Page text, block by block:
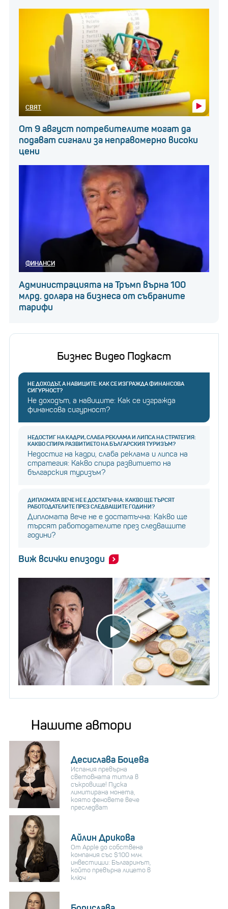
СВЯТ
От 9 август потребителите могат да
подават сигнали за неправомерно високи
цени
ФИНАНСИ
Администрацията на Тръмп върна 100
млрд. долара на бизнеса от събраните
тарифи
Бизнес Видео Подкаст
НЕ ДОХОДЪТ, А НАВИЦИТЕ: КАК СЕ ИЗГРАЖДА ФИНАНСОВА
СИГУРНОСТ?
Не доходът, а навиците: Как се изгражда
финансова сигурност?
НЕДОСТИГ НА КАДРИ, СЛАБА РЕКЛАМА И ЛИПСА НА СТРАТЕГИЯ:
КАКВО СПИРА РАЗВИТИЕТО НА БЪЛГАРСКИЯ ТУРИЗЪМ?
Недостиг на кадри, слаба реклама и липса на
стратегия: Какво спира развитието на
българския туризъм?
ДИПЛОМАТА ВЕЧЕ НЕ Е ДОСТАТЪЧНА: КАКВО ЩЕ ТЪРСЯТ
РАБОТОДАТЕЛИТЕ ПРЕЗ СЛЕДВАЩИТЕ ГОДИНИ?
Дипломата вече не е достатъчна: Какво ще
търсят работодателите през следващите
години?
Виж всички епизоди
Нашите автори
Десислава Боцева
Испания превърна
световната титла в
съкровище! Пуска
лимитирана монета,
която феновете вече
преследват
Айлин Дрикова
От Apple до собствена
компания със $100 млн.
инвестиции: Българинът,
който превърна лицето в
ключ